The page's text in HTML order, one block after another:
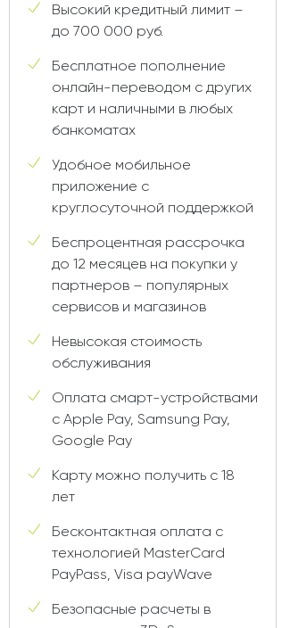
Высокий кредитный лимит –
до 700 000 руб.
Бесплатное пополнение
онлайн-переводом с других
карт и наличными в любых
банкоматах
Удобное мобильное
приложение с
круглосуточной поддержкой
Беспроцентная рассрочка
до 12 месяцев на покупки у
партнеров – популярных
сервисов и магазинов
Невысокая стоимость
обслуживания
Оплата смарт-устройствами
c Apple Pay, Samsung Pay,
Google Pay
Карту можно получить с 18
лет
Бесконтактная оплата с
технологией MasterCard
PayPass, Visa payWave
Безопасные расчеты в